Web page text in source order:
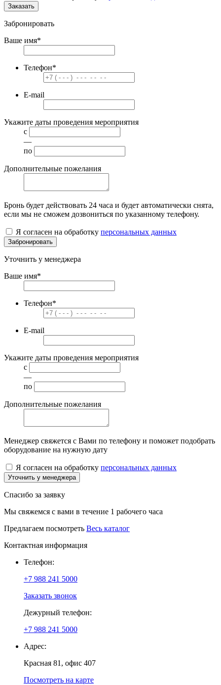
Заказать
Забронировать
Ваше имя*
Телефон*
E-mail
Укажите даты проведения мероприятия
с
—
по
Дополнительные пожелания
Бронь будет действовать 24 часа и будет автоматически снята,
если мы не сможем дозвониться по указанному телефону.
Я согласен на обработку персональных данных
Забронировать
Уточнить у менеджера
Ваше имя*
Телефон*
E-mail
Укажите даты проведения мероприятия
с
—
по
Дополнительные пожелания
Менеджер свяжется с Вами по телефону и поможет подобрать
оборудование на нужную дату
Я согласен на обработку персональных данных
Уточнить у менеджера
Спасибо за заявку
Мы свяжемся с вами в течение 1 рабочего часа
Предлагаем посмотреть Весь каталог
Контактная информация
Телефон:
+7 988 241 5000
Заказать звонок
Дежурный телефон:
+7 988 241 5000
Адрес:
Красная 81, офис 407
Посмотреть на карте